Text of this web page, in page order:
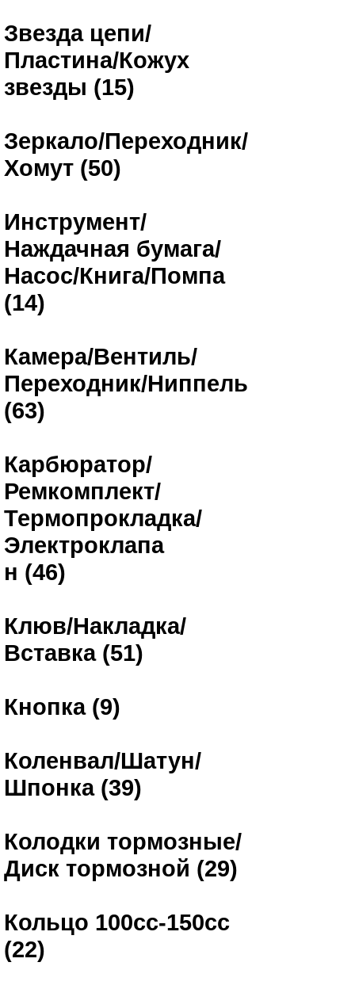
Звезда цепи/
Пластина/Кожух
звезды (15)
Зеркало/Переходник/
Хомут (50)
Инструмент/
Наждачная бумага/
Насос/Книга/Помпа
(14)
Камера/Вентиль/
Переходник/Ниппель
(63)
Карбюратор/
Ремкомплект/
Термопрокладка/
Электроклапа
н (46)
Клюв/Накладка/
Вставка (51)
Кнопка (9)
Коленвал/Шатун/
Шпонка (39)
Колодки тормозные/
Диск тормозной (29)
Кольцо 100сс-150сс
(22)